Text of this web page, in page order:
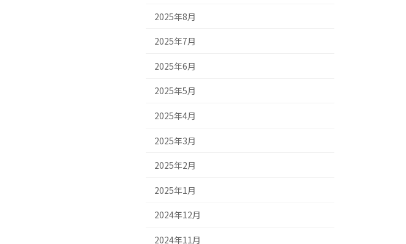
2025年8月
2025年7月
2025年6月
2025年5月
2025年4月
2025年3月
2025年2月
2025年1月
2024年12月
2024年11月